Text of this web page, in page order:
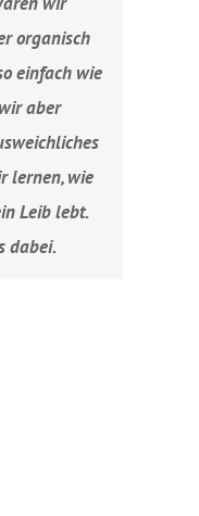
organisch
einfach wie
aber
lernen, wie
Leib lebt.
dabei.